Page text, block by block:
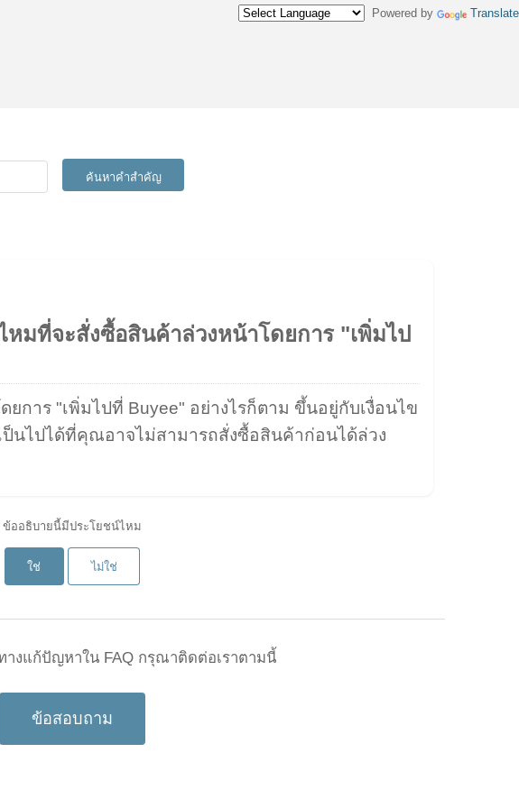
Powered by Translate
ค้นหาคำสำคัญ
หมที่จะสั่งซื้อสินค้าล่วงหน้าโดยการ "เพิ่มไป
การ "เพิ่มไปที่ Buyee" อย่างไรก็ตาม ขึ้นอยู่กับเงื่อนไข
ป็นไปได้ที่คุณอาจไม่สามารถสั่งซื้อสินค้าก่อนได้ล่วง
ข้ออธิบายนี้มีประโยชน์ไหม
ใช่ ไม่ใช่
งแก้ปัญหาใน FAQ กรุณาติดต่อเราตามนี้
ข้อสอบถาม